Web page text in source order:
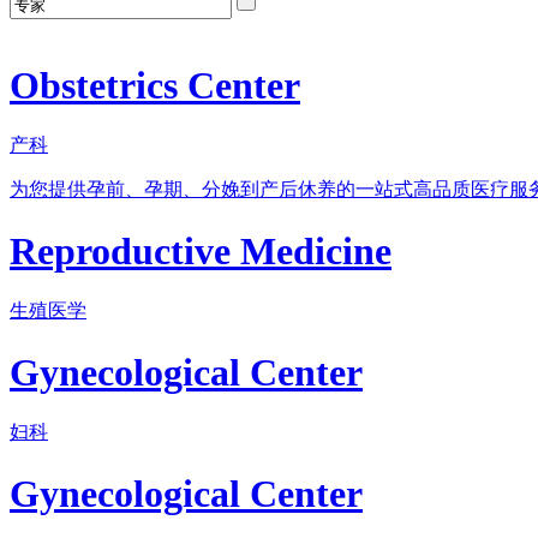
Obstetrics Center
产科
为您提供孕前、孕期、分娩到产后休养的一站式高品质医疗服
Reproductive Medicine
生殖医学
Gynecological Center
妇科
Gynecological Center